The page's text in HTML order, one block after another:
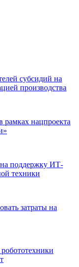
субсидий на
производства
рамках нацпроекта
на поддержку ИТ-
техники
затраты на